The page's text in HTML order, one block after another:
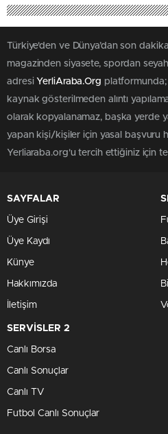
Türkiye'den ve Dünya’dan son
magazinden siyasete, spordan
adresiYerliAraba.Org platformunda;
kaynak gösterilmeden alıntı
olarak kopyalanamaz, başka yerde
yapan kişi/kişiler için yasal başvuru
Yerliaraba.org'u tercih ettiğiniz için
SAYFALAR
Üye Girişi
Üye Kaydı
Künye
Hakkımızda
İletişim
SERVİSLER 2
Canlı Borsa
Canlı Sonuçlar
Canlı TV
Futbol Canlı Sonuçlar